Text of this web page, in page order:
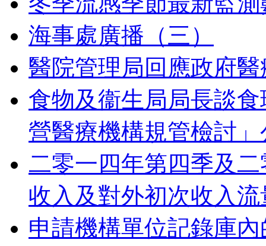
海事處廣播（三）
醫院管理局回應政府
食物及衞生局局長談
營醫療機構規管檢討
二零一四年第四季及
收入及對外初次收入
申請機構單位記錄庫